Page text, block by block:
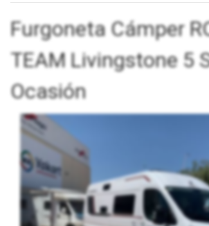
Furgoneta Cámper
TEAM Livingstone 5
Ocasión